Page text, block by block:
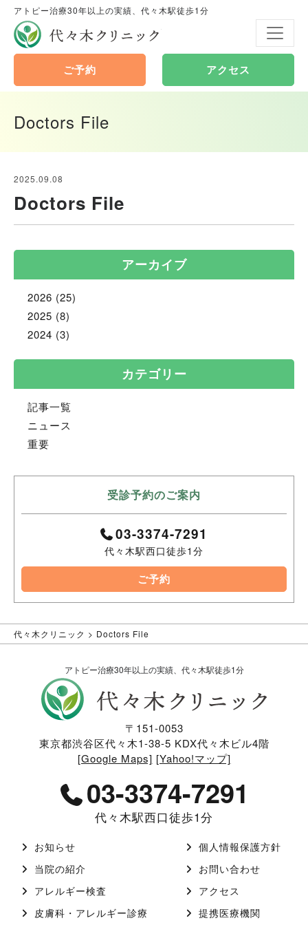
アトピー治療30年以上の実績、代々木駅徒歩1分
代々木クリニック
ご予約 アクセス
Doctors File
2025.09.08
Doctors File
アーカイブ
2026 (25)
2025 (8)
2024 (3)
カテゴリー
記事一覧
ニュース
重要
受診予約のご案内
03-3374-7291
代々木駅西口徒歩1分
ご予約
代々木クリニック > Doctors File
アトピー治療30年以上の実績、代々木駅徒歩1分
〒151-0053
東京都渋谷区代々木1-38-5 KDX代々木ビル4階
[Google Maps] [Yahoo!マップ]
03-3374-7291
代々木駅西口徒歩1分
お知らせ
当院の紹介
アレルギー検査
皮膚科・アレルギー診療
個人情報保護方針
お問い合わせ
アクセス
提携医療機関